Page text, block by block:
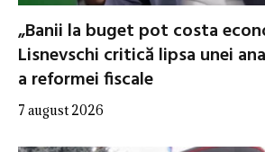
„Banii la buget pot costa
Lisnevschi critică lipsa unei
a reformei fiscale
7 august 2026